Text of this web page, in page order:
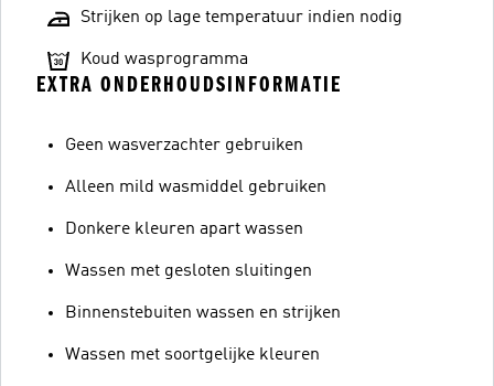
Strijken op lage temperatuur indien nodig
Koud wasprogramma
EXTRA ONDERHOUDSINFORMATIE
Geen wasverzachter gebruiken
Alleen mild wasmiddel gebruiken
Donkere kleuren apart wassen
Wassen met gesloten sluitingen
Binnenstebuiten wassen en strijken
Wassen met soortgelijke kleuren